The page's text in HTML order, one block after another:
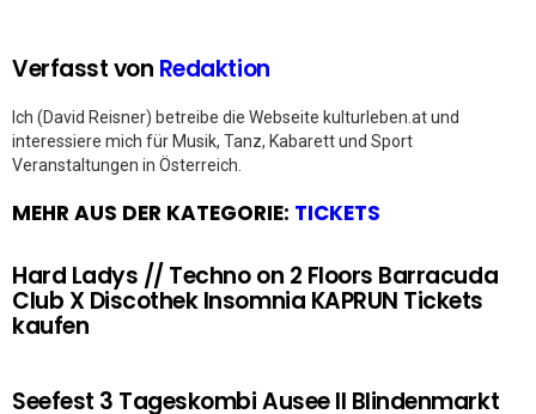
Verfasst von Redaktion
Ich (David Reisner) betreibe die Webseite kulturleben.at und
interessiere mich für Musik, Tanz, Kabarett und Sport
Veranstaltungen in Österreich.
MEHR AUS DER KATEGORIE: TICKETS
Hard Ladys // Techno on 2 Floors Barracuda
Club X Discothek Insomnia KAPRUN Tickets
kaufen
Seefest 3 Tageskombi Ausee II Blindenmarkt